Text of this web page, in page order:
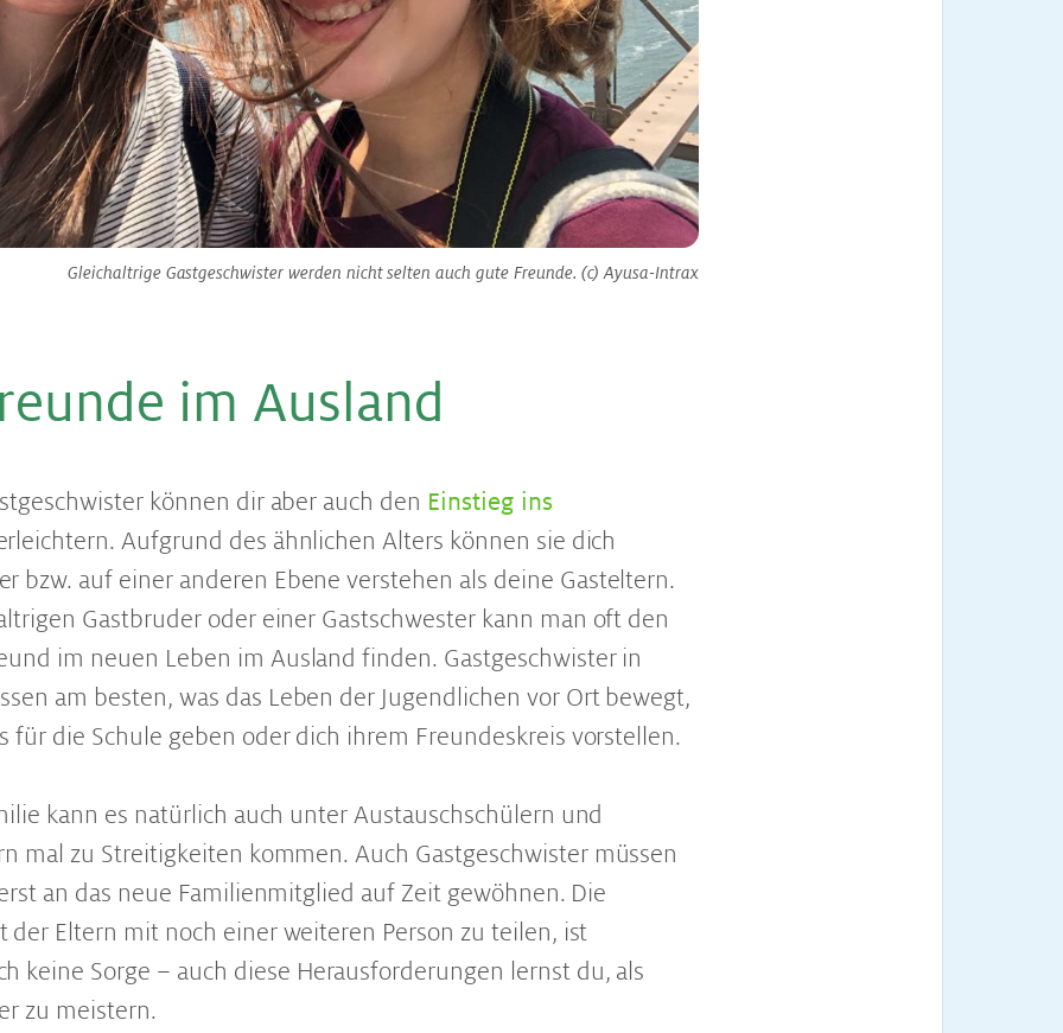
Gleichaltrige Gastgeschwister werden nicht selten auch gute Freunde. (c) Ayusa-Intrax
im Ausland
können dir aber auch den Einstieg ins
Aufgrund des ähnlichen Alters können sie dich
bzw. auf einer anderen Ebene verstehen als deine Gasteltern.
Gastbruder oder einer Gastschwester kann man oft den
im neuen Leben im Ausland finden. Gastgeschwister in
am besten, was das Leben der Jugendlichen vor Ort bewegt,
für die Schule geben oder dich ihrem Freundeskreis vorstellen.
kann es natürlich auch unter Austauschschülern und
mal zu Streitigkeiten kommen. Auch Gastgeschwister müssen
an das neue Familienmitglied auf Zeit gewöhnen. Die
der Eltern mit noch einer weiteren Person zu teilen, ist
keine Sorge – auch diese Herausforderungen lernst du, als
zu meistern.